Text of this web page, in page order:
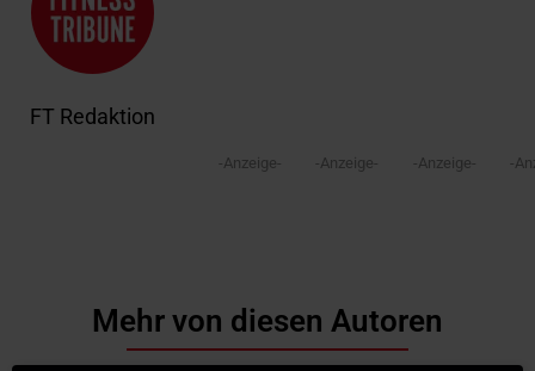
FT Redaktion
-Anzeige- -Anzeige- -Anzeige- -
Mehr von diesen Autoren